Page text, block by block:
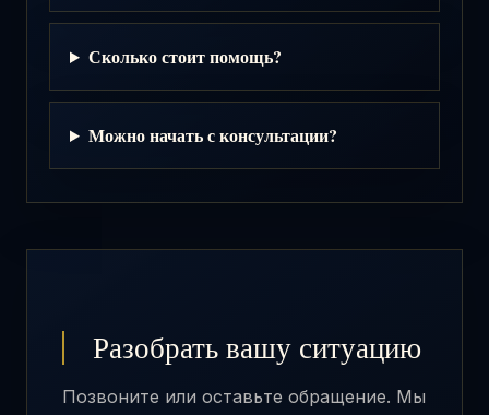
Сколько стоит помощь?
Можно начать с консультации?
Разобрать вашу ситуацию
Позвоните или оставьте обращение. Мы